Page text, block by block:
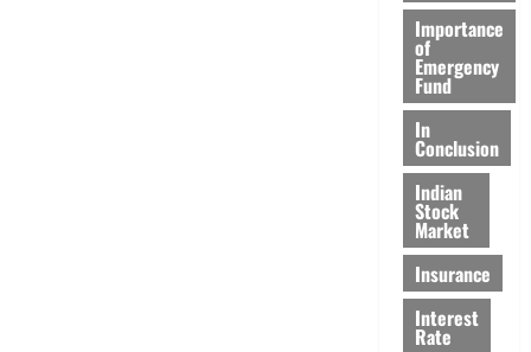
Importance
of
Emergency
Fund
In
Conclusion
Indian
Stock
Market
Insurance
Interest
Rate